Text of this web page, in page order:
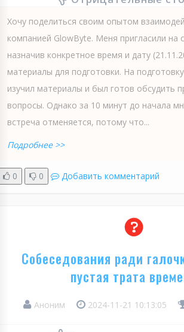
Хочу поделиться своим опытом
компанией GlowByte. Меня пригласили на
назначив конкретное время и дату
материалы для подготовки. На
изучил материалы и был готов обсудить
вопросы. Однако за 10 минут до начала
встреча отменяется, потому что...
Подробнее >>
0 0 Добавить комментарий
Собеседования ради
пустая трата
Аноним 2024-11-21 10:13:05